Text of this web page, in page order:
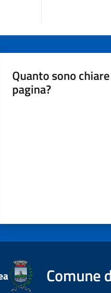
Quanto sono
pagina?
Comune